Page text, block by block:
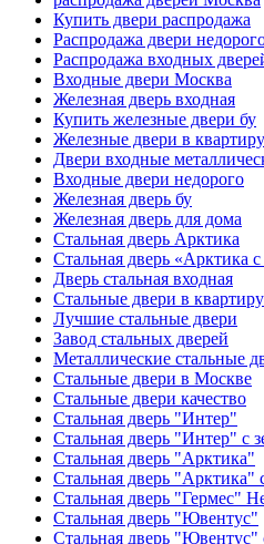
Купить двери распродажа
Распродажа двери
Распродажа входных
Входные двери Москва
Железная дверь входная
Купить железные двери бу
Железные двери в квартиру
Двери входные
Входные двери недорого
Железная дверь бу
Железная дверь для дома
Стальная дверь Арктика
Стальная дверь «Арктика с
Дверь стальная входная
Стальные двери в квартиру
Лучшие стальные двери
Завод стальных дверей
Металлические стальные
Стальные двери в Москве
Стальные двери качество
Стальная дверь "Интер"
Стальная дверь "Интер" с
Стальная дверь "Арктика"
Стальная дверь "Арктика"
Стальная дверь "Гермес"
Стальная дверь "Ювентус"
Стальная дверь "Ювентус"